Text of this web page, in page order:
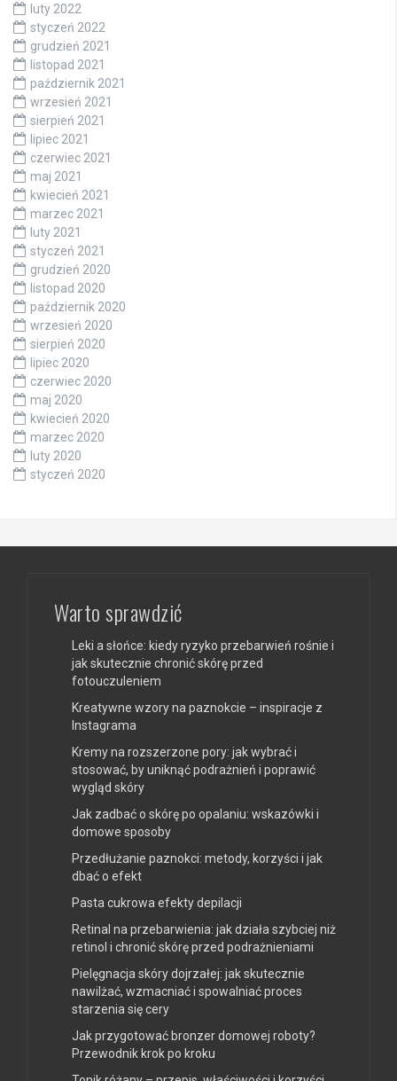
luty 2022
styczeń 2022
grudzień 2021
listopad 2021
październik 2021
wrzesień 2021
sierpień 2021
lipiec 2021
czerwiec 2021
maj 2021
kwiecień 2021
marzec 2021
luty 2021
styczeń 2021
grudzień 2020
listopad 2020
październik 2020
wrzesień 2020
sierpień 2020
lipiec 2020
czerwiec 2020
maj 2020
kwiecień 2020
marzec 2020
luty 2020
styczeń 2020
Warto sprawdzić
Leki a słońce: kiedy ryzyko przebarwień rośnie i
jak skutecznie chronić skórę przed
fotouczuleniem
Kreatywne wzory na paznokcie – inspiracje z
Instagrama
Kremy na rozszerzone pory: jak wybrać i
stosować, by uniknąć podrażnień i poprawić
wygląd skóry
Jak zadbać o skórę po opalaniu: wskazówki i
domowe sposoby
Przedłużanie paznokci: metody, korzyści i jak
dbać o efekt
Pasta cukrowa efekty depilacji
Retinal na przebarwienia: jak działa szybciej niż
retinol i chronić skórę przed podrażnieniami
Pielęgnacja skóry dojrzałej: jak skutecznie
nawilżać, wzmacniać i spowalniać proces
starzenia się cery
Jak przygotować bronzer domowej roboty?
Przewodnik krok po kroku